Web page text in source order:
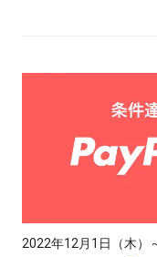
2022年12月1日（木）